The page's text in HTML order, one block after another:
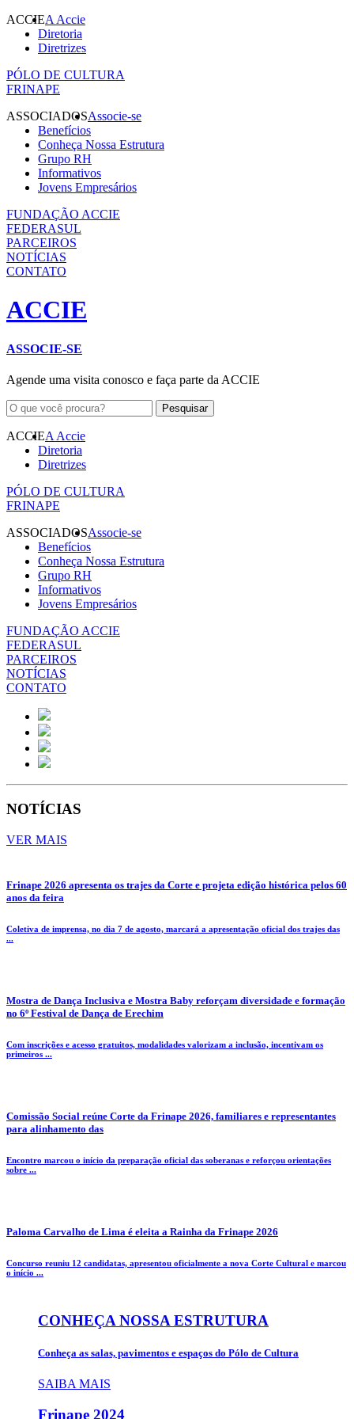
ACCIEA Accie
Diretoria
Diretrizes
PÓLO DE CULTURA
FRINAPE
ASSOCIADOSAssocie-se
Benefícios
Conheça Nossa Estrutura
Grupo RH
Informativos
Jovens Empresários
FUNDAÇÃO ACCIE
FEDERASUL
PARCEIROS
NOTÍCIAS
CONTATO
ACCIE
ASSOCIE-SE
Agende uma visita conosco e faça parte da ACCIE
ACCIEA Accie
Diretoria
Diretrizes
PÓLO DE CULTURA
FRINAPE
ASSOCIADOSAssocie-se
Benefícios
Conheça Nossa Estrutura
Grupo RH
Informativos
Jovens Empresários
FUNDAÇÃO ACCIE
FEDERASUL
PARCEIROS
NOTÍCIAS
CONTATO
NOTÍCIAS
VER MAIS
Frinape 2026 apresenta os trajes da Corte e projeta edição histórica pelos 60
anos da feira
Coletiva de imprensa, no dia 7 de agosto, marcará a apresentação oficial dos trajes das
...
Mostra de Dança Inclusiva e Mostra Baby reforçam diversidade e formação
no 6º Festival de Dança de Erechim
Com inscrições e acesso gratuitos, modalidades valorizam a inclusão, incentivam os
primeiros ...
Comissão Social reúne Corte da Frinape 2026, familiares e representantes
para alinhamento das
Encontro marcou o início da preparação oficial das soberanas e reforçou orientações
sobre ...
Paloma Carvalho de Lima é eleita a Rainha da Frinape 2026
Concurso reuniu 12 candidatas, apresentou oficialmente a nova Corte Cultural e marcou
o início ...
CONHEÇA NOSSA ESTRUTURA
Conheça as salas, pavimentos e espaços do Pólo de Cultura
SAIBA MAIS
Frinape 2024